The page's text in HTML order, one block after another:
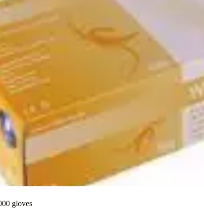
gloves